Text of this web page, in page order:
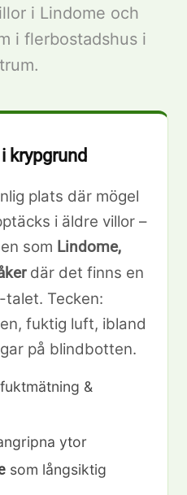
i Lindome och
i flerbostadshus i
krypgrund
plats där mögel
i äldre villor –
som Lindome,
där det finns en
Tecken:
fuktig luft, ibland
på blindbotten.
&
ytor
som långsiktig